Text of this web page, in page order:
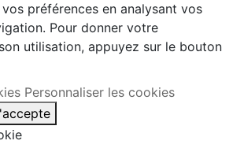
préférences en analysant vos
Pour donner votre
utilisation, appuyez sur le bouton
Personnaliser les cookies